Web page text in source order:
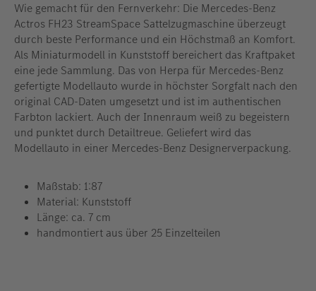
Wie gemacht für den Fernverkehr: Die Mercedes-Benz
Actros FH23 StreamSpace Sattelzugmaschine überzeugt
durch beste Performance und ein Höchstmaß an Komfort.
Als Miniaturmodell in Kunststoff bereichert das Kraftpaket
eine jede Sammlung. Das von Herpa für Mercedes-Benz
gefertigte Modellauto wurde in höchster Sorgfalt nach den
original CAD-Daten umgesetzt und ist im authentischen
Farbton lackiert. Auch der Innenraum weiß zu begeistern
und punktet durch Detailtreue. Geliefert wird das
Modellauto in einer Mercedes-Benz Designerverpackung.
Maßstab: 1:87
Material: Kunststoff
Länge: ca. 7 cm
handmontiert aus über 25 Einzelteilen